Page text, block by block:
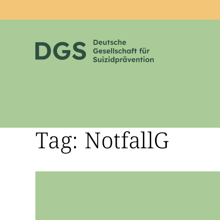
Zum Hauptinhalt springen
Tag: NotfallG